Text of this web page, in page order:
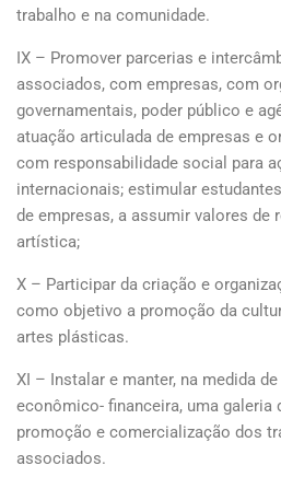
trabalho e na comunidade.
IX – Promover parcerias e
associados, com empresas, com
governamentais, poder público e
atuação articulada de empresas e
com responsabilidade social para
internacionais; estimular
de empresas, a assumir valores de
artística;
X – Participar da criação e
como objetivo a promoção da
artes plásticas.
XI – Instalar e manter, na medida
econômico- financeira, uma galeria
promoção e comercialização dos
associados.